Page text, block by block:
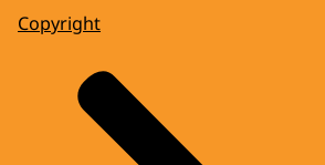
Copyright